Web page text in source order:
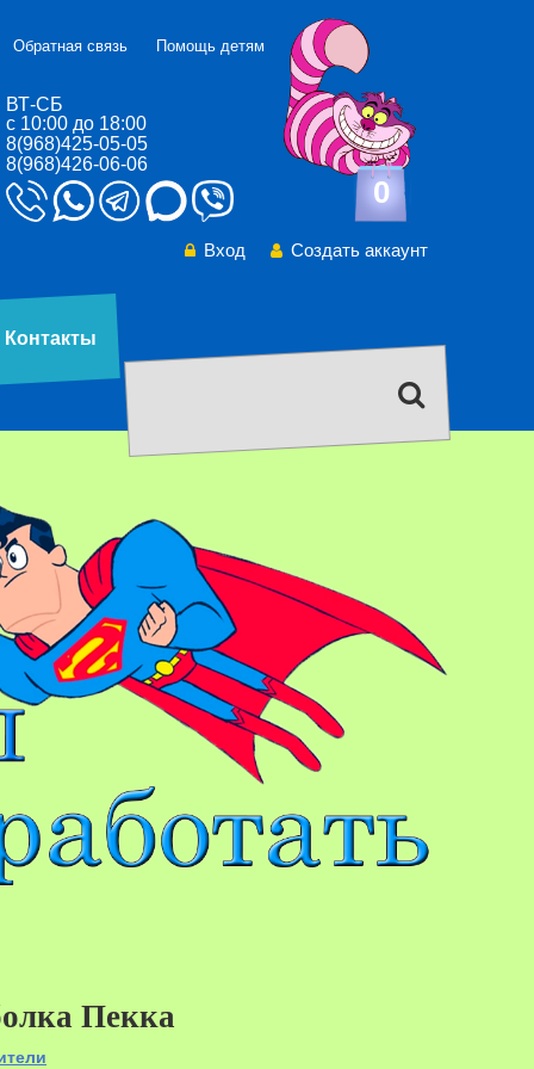
ВТ-СБ
с 10:00 до 18:00
8(968)425-05-05
8(968)426-06-06
Обратная связь Помощь детям
0
Вход Создать аккаунт
Контакты
Пекка